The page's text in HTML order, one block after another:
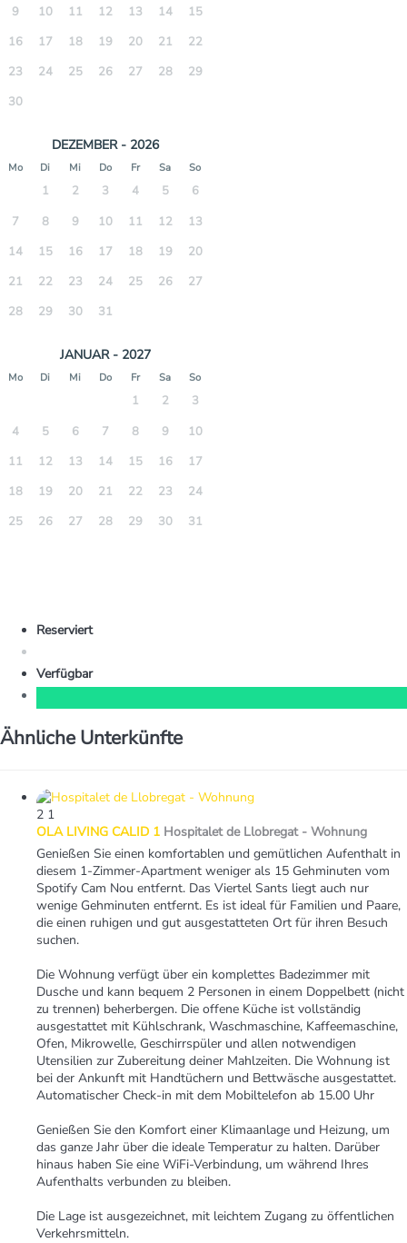
9 10 11 12 13 14
15
16
17 18 19 20 21
22
23
24 25 26 27 28
29
30
DEZEMBER - 2026
Mo Di Mi Do Fr Sa So
1 2 3 4 5
6
7
8 9 10 11 12
13
14
15 16 17 18 19
20
21
22 23 24 25 26
27
28
29 30 31
JANUAR - 2027
Mo Di Mi Do Fr Sa So
1 2
3
4
5 6 7 8 9
10
11
12 13 14 15 16
17
18
19 20 21 22 23
24
25
26 27 28 29 30 31
Reserviert
Verfügbar
Ähnliche Unterkünfte
2 1
OLA LIVING CALID 1 Hospitalet de Llobregat - Wohnung
Genießen Sie einen komfortablen und gemütlichen Aufenthalt in
diesem 1-Zimmer-Apartment weniger als 15 Gehminuten vom
Spotify Cam Nou entfernt. Das Viertel Sants liegt auch nur
wenige Gehminuten entfernt. Es ist ideal für Familien und Paare,
die einen ruhigen und gut ausgestatteten Ort für ihren Besuch
suchen.
Die Wohnung verfügt über ein komplettes Badezimmer mit
Dusche und kann bequem 2 Personen in einem Doppelbett (nicht
zu trennen) beherbergen. Die offene Küche ist vollständig
ausgestattet mit Kühlschrank, Waschmaschine, Kaffeemaschine,
Ofen, Mikrowelle, Geschirrspüler und allen notwendigen
Utensilien zur Zubereitung deiner Mahlzeiten. Die Wohnung ist
bei der Ankunft mit Handtüchern und Bettwäsche ausgestattet.
Automatischer Check-in mit dem Mobiltelefon ab 15.00 Uhr
Genießen Sie den Komfort einer Klimaanlage und Heizung, um
das ganze Jahr über die ideale Temperatur zu halten. Darüber
hinaus haben Sie eine WiFi-Verbindung, um während Ihres
Aufenthalts verbunden zu bleiben.
Die Lage ist ausgezeichnet, mit leichtem Zugang zu öffentlichen
Verkehrsmitteln.